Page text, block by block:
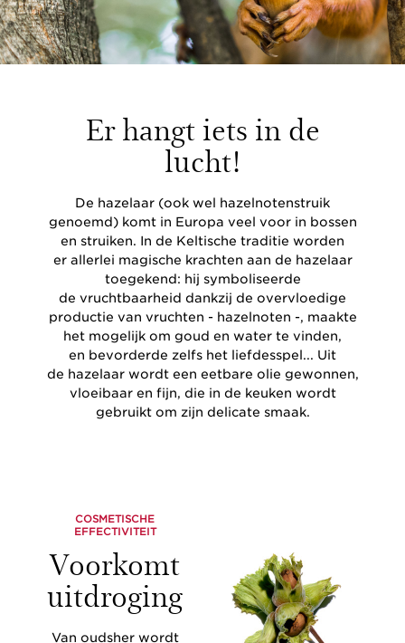
Er hangt iets in de
lucht!
De hazelaar (ook wel hazelnotenstruik
genoemd) komt in Europa veel voor in bossen
en struiken. In de Keltische traditie worden
er allerlei magische krachten aan de hazelaar
toegekend: hij symboliseerde
de vruchtbaarheid dankzij de overvloedige
productie van vruchten - hazelnoten -, maakte
het mogelijk om goud en water te vinden,
en bevorderde zelfs het liefdesspel... Uit
de hazelaar wordt een eetbare olie gewonnen,
vloeibaar en fijn, die in de keuken wordt
gebruikt om zijn delicate smaak.
COSMETISCHE
EFFECTIVITEIT
Voorkomt
uitdroging
Van oudsher wordt